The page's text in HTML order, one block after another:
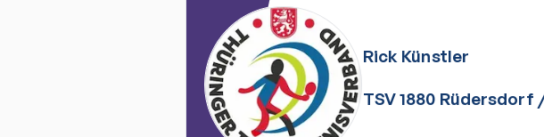
Rick Künstler
TSV 1880 Rüdersdorf